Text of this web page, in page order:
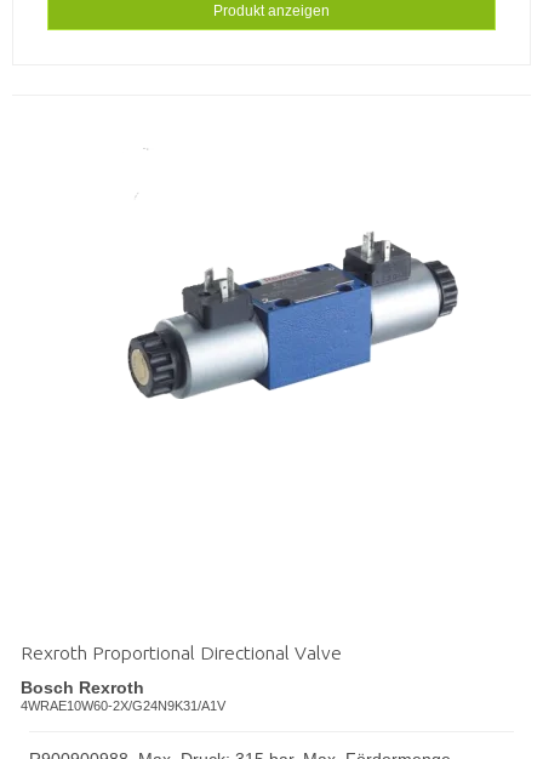
Produkt anzeigen
Rexroth Proportional Directional Valve
Bosch Rexroth
4WRAE10W60-2X/G24N9K31/A1V